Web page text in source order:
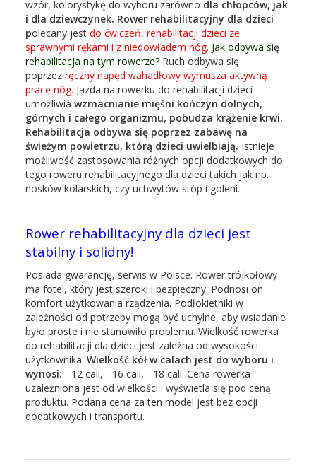
wzór, kolorystykę do wyboru zarówno dla chłopców, jak
i dla dziewczynek. Rower rehabilitacyjny dla dzieci
polecany jest do ćwiczeń, rehabilitacji dzieci ze
sprawnymi rękami i z niedowładem nóg. Jak odbywa się
rehabilitacja na tym rowerze? Ruch odbywa się
poprzez ręczny napęd wahadłowy wymusza aktywną
pracę nóg. Jazda na rowerku do rehabilitacji dzieci
umożliwia wzmacnianie mięśni kończyn dolnych,
górnych i całego organizmu, pobudza krążenie krwi.
Rehabilitacja odbywa się poprzez zabawę na
świeżym powietrzu, którą dzieci uwielbiają. Istnieje
możliwość zastosowania różnych opcji dodatkowych do
tego roweru rehabilitacyjnego dla dzieci takich jak np.
nosków kolarskich, czy uchwytów stóp i goleni.
Rower rehabilitacyjny dla dzieci jest
stabilny i solidny!
Posiada gwarancję, serwis w Polsce. Rower trójkołowy
ma fotel, który jest szeroki i bezpieczny. Podnosi on
komfort użytkowania rządzenia. Podłokietniki w
zależności od potrzeby mogą być uchylne, aby wsiadanie
było proste i nie stanowiło problemu. Wielkość rowerka
do rehabilitacji dla dzieci jest zależna od wysokości
użytkownika. Wielkość kół w calach jest do wyboru i
wynosi: - 12 cali, - 16 cali, - 18 cali. Cena rowerka
uzależniona jest od wielkości i wyświetla się pod ceną
produktu. Podana cena za ten model jest bez opcji
dodatkowych i transportu.